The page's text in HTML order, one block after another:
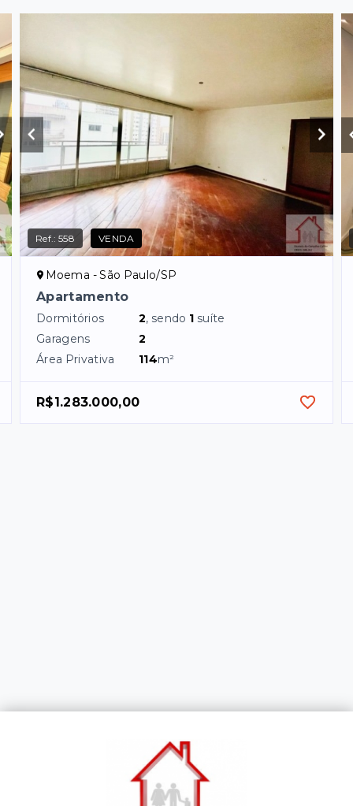
Ref.:558 VENDA
Moema - São Paulo/SP
Apartamento
Dormitórios 2, sendo 1 suíte
Garagens
2
Área Privativa
114m²
R$1.283.000,00